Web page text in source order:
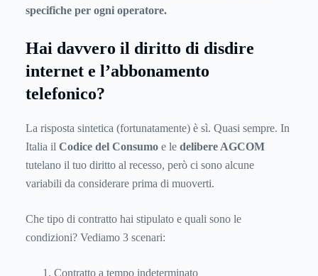
specifiche per ogni operatore.
Hai davvero il diritto di disdire
internet e l’abbonamento
telefonico?
La risposta sintetica (fortunatamente) è sì. Quasi sempre. In
Italia il Codice del Consumo e le delibere AGCOM
tutelano il tuo diritto al recesso, però ci sono alcune
variabili da considerare prima di muoverti.
Che tipo di contratto hai stipulato e quali sono le
condizioni? Vediamo 3 scenari:
Contratto a tempo indeterminato